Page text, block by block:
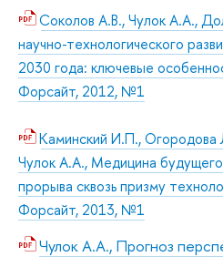
Соколов А.В., Чулок А.А.,
научно-технологического
2030 года: ключевые
Форсайт, 2012, №1
Каминский И.П.,
Чулок А.А., Медицина
прорыва сквозь призму
Форсайт, 2013, №1
Чулок А.А., Прогноз